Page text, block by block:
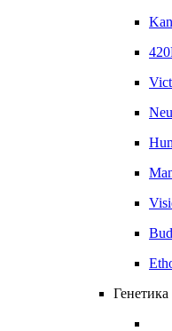
Генетика